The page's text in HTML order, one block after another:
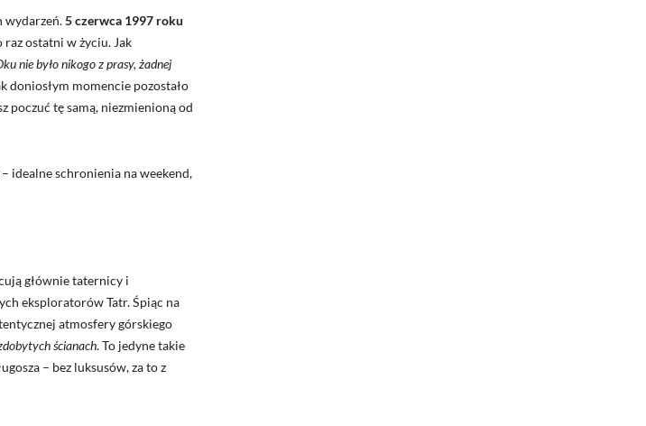
wydarzeń.5 czerwca 1997 roku
raz ostatni w życiu. Jak
nie było nikogo z prasy, żadnej
doniosłym momencie pozostało
poczuć tę samą, niezmienioną od
– idealne schronienia na weekend,
głównie taternicy i
eksploratorów Tatr. Śpiąc na
atmosfery górskiego
ścianach. To jedyne takie
– bez luksusów, za to z